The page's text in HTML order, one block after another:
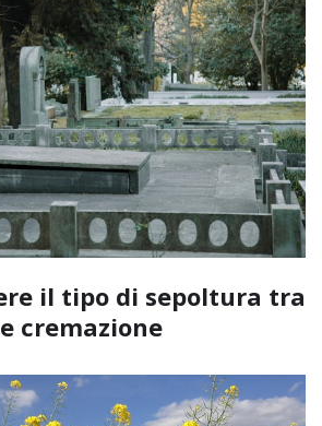
il tipo di sepoltura tra
cremazione